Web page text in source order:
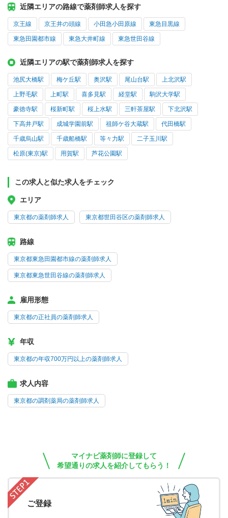
近隣エリアの路線で薬剤師求人を探す
京王線 京王井の頭線 小田急小田原線 東急目黒線
東急田園都市線 東急大井町線 東急世田谷線
近隣エリアの駅で薬剤師求人を探す
池尻大橋駅 梅ケ丘駅 奥沢駅 尾山台駅 上北沢駅
上野毛駅 上町駅 喜多見駅 経堂駅 駒沢大学駅
豪徳寺駅 桜新町駅 桜上水駅 三軒茶屋駅 下北沢駅
下高井戸駅 成城学園前駅 祖師ケ谷大蔵駅 代田橋駅
千歳烏山駅 千歳船橋駅 等々力駅 二子玉川駅
松原(東京)駅 用賀駅 芦花公園駅
この求人と似た求人をチェック
エリア
東京都の薬剤師求人 東京都世田谷区の薬剤師求人
路線
東京都東急田園都市線の薬剤師求人
東京都東急世田谷線の薬剤師求人
雇用形態
東京都の正社員の薬剤師求人
年収
東京都の年収700万円以上の薬剤師求人
求人内容
東京都の調剤薬局の薬剤師求人
マイナビ薬剤師に登録して
希望通りの求人を紹介してもらう！
ご登録